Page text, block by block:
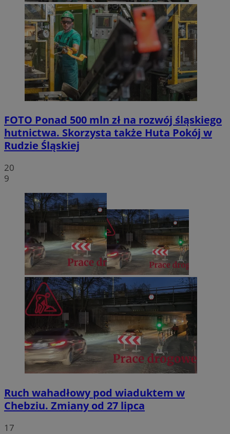
FOTO Ponad 500 mln zł na rozwój śląskiego
hutnictwa. Skorzysta także Huta Pokój w
Rudzie Śląskiej
20
9
Ruch wahadłowy pod wiaduktem w
Chebziu. Zmiany od 27 lipca
17